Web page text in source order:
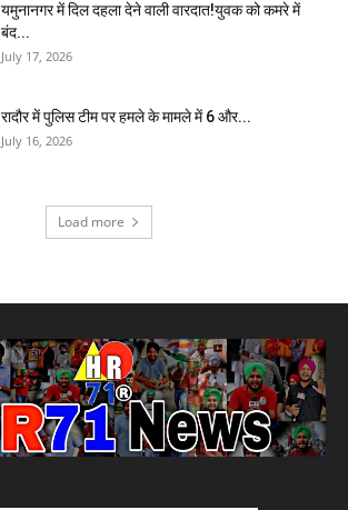
यमुनानगर में दिल दहला देने वाली वारदात!युवक को कमरे में
बंद...
July 17, 2026
रादौर में पुलिस टीम पर हमले के मामले में 6 और...
July 16, 2026
Load more